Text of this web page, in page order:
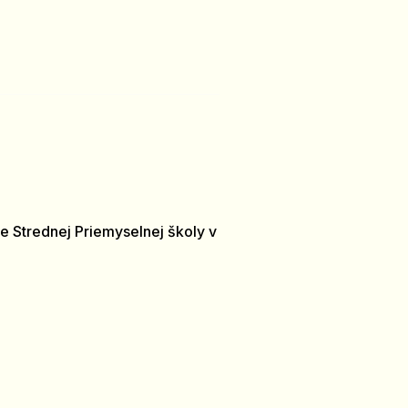
Strednej Priemyselnej školy v